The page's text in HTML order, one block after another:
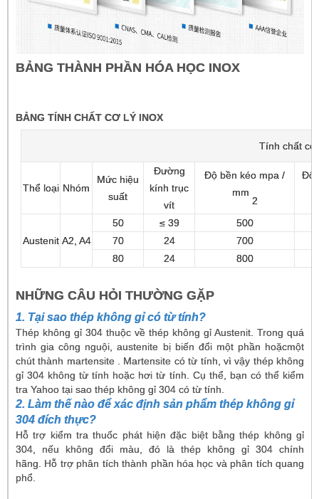
BẢNG THÀNH PHẦN HÓA HỌC INOX
BẢNG TÍNH CHẤT CƠ LÝ INOX
Tính chất cơ
Thể loại Nhóm
Mức hiệu
suất
Đường
kính trục
vít
Độ bền kéo mpa /
mm
2
Độ
Austenit A2, A4
50 ≤ 39
500
70
24
700
80
24 800
NHỮNG CÂU HỎI THƯỜNG GẶP
1. Tại sao thép không gỉ có từ tính?
Thép không gỉ 304 thuộc về thép không gỉ Austenit. Trong quá
trình gia công nguội, austenite bị biến đổi một phần hoặcmột
chútthành martensite
. Martensite có từ tính, vì vậy thép không
gỉ 304 không từ tính hoặc hơi từ tính. Cụ thể, bạn có thể kiểm
tra Yahoo tại sao thép không gỉ 304 có từ tính.
2. Làm thế nào để xác định sản phẩm thép không gỉ
304 đích thực?
Hỗ trợ kiểm tra thuốc phát hiện đặc biệt bằng thép không gỉ
304, nếu không đổi màu, đó là thép không gỉ 304 chính
hãng. Hỗ trợ phân tích thành phần hóa học và phân tích quang
phổ.